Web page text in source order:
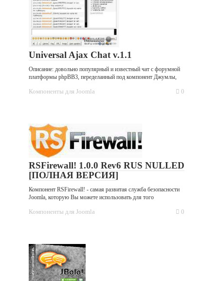
Universal Ajax Chat v.1.1
Описание: довольно популярный и известный чат с форумной
платформы phpBB3, переделанный под компонент Джумлы,
Компоненты для Joomla 0
RSFirewall! 1.0.0 Rev6 RUS NULLED
[ПОЛНАЯ ВЕРСИЯ]
Компонент RSFirewall! - самая развитая служба безопасности
Joomla, которую Вы можете использовать для того
Компоненты для Joomla 0